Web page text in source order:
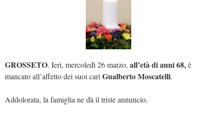
GROSSETO. Ieri, mercoledì 26 marzo, all’età di anni 68,è
mancato all’affetto dei suoi cariGualberto Moscatelli.
Addolorata, la famiglia ne dà il triste annuncio.